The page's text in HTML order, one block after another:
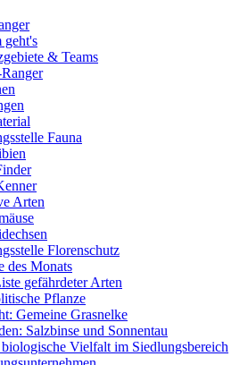
geht's
& Teams
Fauna
Arten
Florenschutz
des Monats
gefährdeter Arten
Pflanze
Gemeine Grasnelke
Salzbinse und Sonnentau
Vielfalt im Siedlungsbereich